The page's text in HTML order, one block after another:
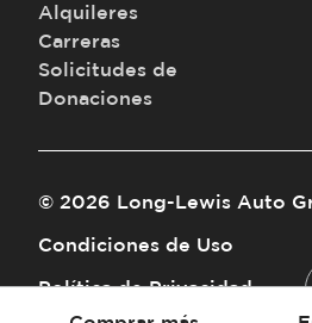
Alquileres
Carreras
Solicitudes de
Donaciones
© 2026 Long-Lewis Auto
Condiciones de Uso
Política de Privacidad